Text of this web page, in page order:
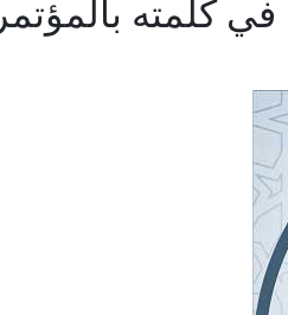
في كلمته بالمؤتمر